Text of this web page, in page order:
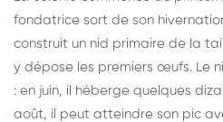
fondatrice sort de son
construit un nid primaire de la
y dépose les premiers œufs. Le
: en juin, il héberge quelques
août, il peut atteindre son pic